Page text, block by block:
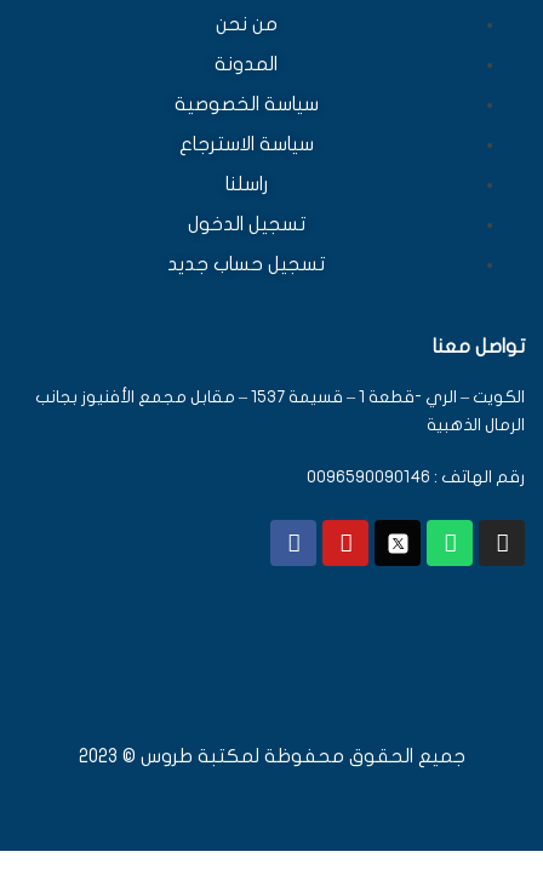
من نحن
المدونة
سياسة الخصوصية
سياسة الاسترجاع
راسلنا
تسجيل الدخول
تسجيل حساب جديد
تواصل معنا
الكويت – الري -قطعة 1 – قسيمة 1537 – مقابل مجمع الأفنيوز بجانب
الرمال الذهبية
رقم الهاتف : 0096590090146
جميع الحقوق محفوظة لمكتبة طروس © 2023